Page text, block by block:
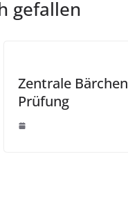
gefallen
Zentrale Bärchen
Prüfung